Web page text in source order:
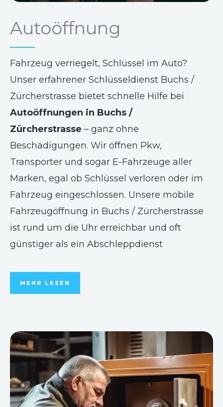
Autoöffnung
Fahrzeug verriegelt, Schlüssel im Auto?
Unser erfahrener Schlüsseldienst Buchs /
Zürcherstrasse bietet schnelle Hilfe bei
Autoöffnungen in Buchs /
Zürcherstrasse – ganz ohne
Beschädigungen. Wir öffnen Pkw,
Transporter und sogar E-Fahrzeuge aller
Marken, egal ob Schlüssel verloren oder im
Fahrzeug eingeschlossen. Unsere mobile
Fahrzeugöffnung in Buchs / Zürcherstrasse
ist rund um die Uhr erreichbar und oft
günstiger als ein Abschleppdienst
MEHR LESEN